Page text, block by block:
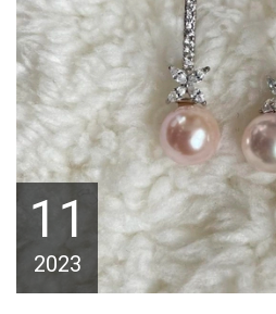
11
2023